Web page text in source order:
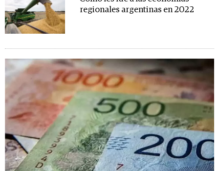
regionales argentinas en 2022